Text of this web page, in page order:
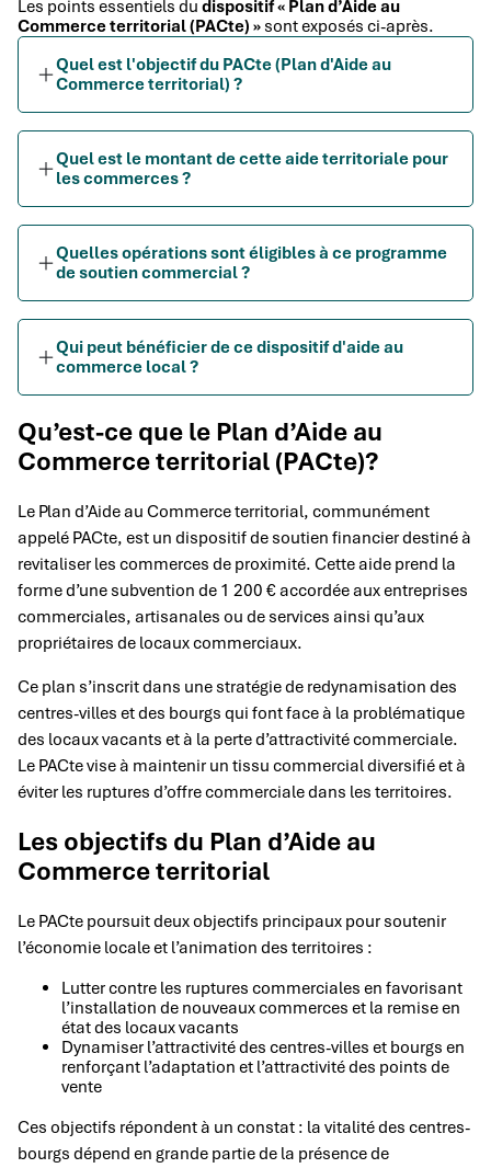
Les points essentiels du dispositif « Plan d’Aide au
Commerce territorial (PACte) » sont exposés ci-après.
Quel est l'objectif du PACte (Plan d'Aide au
Commerce territorial) ?
Quel est le montant de cette aide territoriale pour
les commerces ?
Quelles opérations sont éligibles à ce programme
de soutien commercial ?
Qui peut bénéficier de ce dispositif d'aide au
commerce local ?
Qu’est-ce que le Plan d’Aide au
Commerce territorial (PACte)?
Le Plan d’Aide au Commerce territorial, communément
appelé PACte, est un dispositif de soutien financier destiné à
revitaliser les commerces de proximité. Cette aide prend la
forme d’une subvention de 1 200 € accordée aux entreprises
commerciales, artisanales ou de services ainsi qu’aux
propriétaires de locaux commerciaux.
Ce plan s’inscrit dans une stratégie de redynamisation des
centres-villes et des bourgs qui font face à la problématique
des locaux vacants et à la perte d’attractivité commerciale.
Le PACte vise à maintenir un tissu commercial diversifié et à
éviter les ruptures d’offre commerciale dans les territoires.
Les objectifs du Plan d’Aide au
Commerce territorial
Le PACte poursuit deux objectifs principaux pour soutenir
l’économie locale et l’animation des territoires :
Lutter contre les ruptures commerciales en favorisant
l’installation de nouveaux commerces et la remise en
état des locaux vacants
Dynamiser l’attractivité des centres-villes et bourgs en
renforçant l’adaptation et l’attractivité des points de
vente
Ces objectifs répondent à un constat : la vitalité des centres-
bourgs dépend en grande partie de la présence de